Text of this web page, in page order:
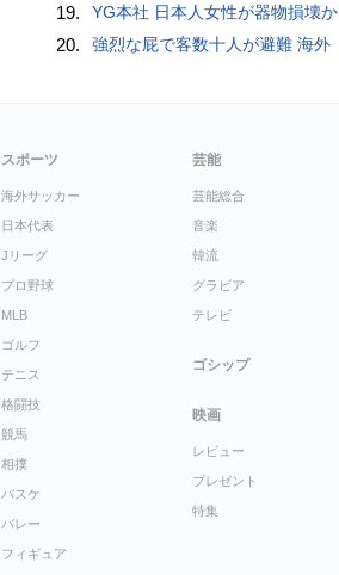
19. YG本社 日本人女性が器物損壊か
20. 強烈な屁で客数十人が避難 海外
スポーツ
海外サッカー
日本代表
Jリーグ
プロ野球
MLB
ゴルフ
テニス
格闘技
競馬
相撲
バスケ
バレー
フィギュア
芸能
芸能総合
音楽
韓流
グラビア
テレビ
ゴシップ
映画
レビュー
プレゼント
特集